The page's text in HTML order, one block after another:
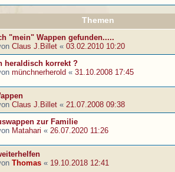
Themen
"mein" Wappen gefunden.....
Claus J.Billet « 03.02.2010 10:20
heraldisch korrekt ?
münchnerherold « 31.10.2008 17:45
Claus J.Billet « 21.07.2008 09:38
zur Familie
Matahari « 26.07.2020 11:26
Thomas « 19.10.2018 12:41